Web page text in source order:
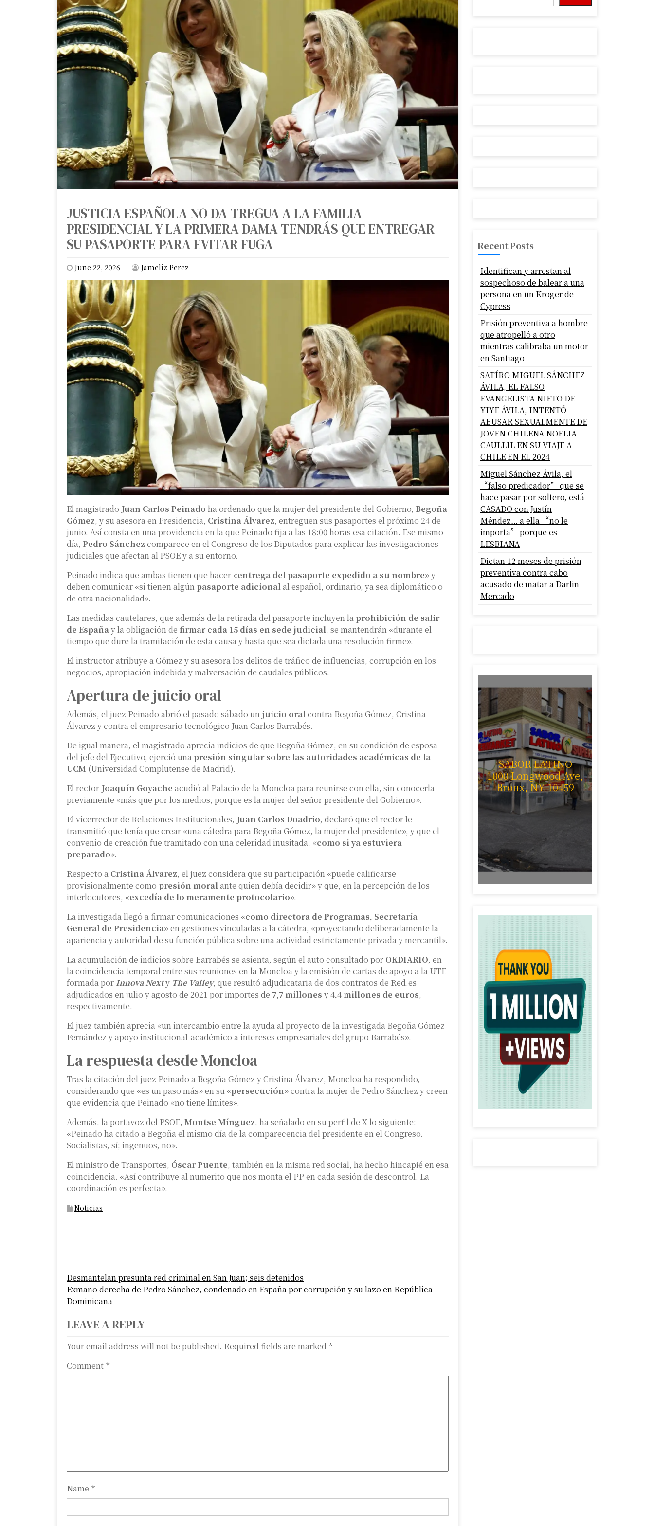
JUSTICIA ESPAÑOLA NO DA TREGUA A LA FAMILIA
PRESIDENCIAL Y LA PRIMERA DAMA TENDRÁS QUE ENTREGAR
SU PASAPORTE PARA EVITAR FUGA
June 22, 2026 Jameliz Perez
El magistrado Juan Carlos Peinado ha ordenado que la mujer del presidente del Gobierno, Begoña
Gómez, y su asesora en Presidencia, Cristina Álvarez, entreguen sus pasaportes el próximo 24 de
junio. Así consta en una providencia en la que Peinado fija a las 18:00 horas esa citación. Ese mismo
día, Pedro Sánchez comparece en el Congreso de los Diputados para explicar las investigaciones
judiciales que afectan al PSOE y a su entorno.
Peinado indica que ambas tienen que hacer «entrega del pasaporte expedido a su nombre» y
deben comunicar «si tienen algún pasaporte adicionalal español, ordinario, ya sea diplomático o
de otra nacionalidad».
Las medidas cautelares, que además de la retirada del pasaporte incluyen la prohibición de salir
de Españay la obligación de firmar cada 15 días en sede judicial, se mantendrán «durante el
tiempo que dure la tramitación de esta causa y hasta que sea dictada una resolución firme».
El instructor atribuye a Gómez y su asesora los delitos de tráfico de influencias, corrupción en los
negocios, apropiación indebida y malversación de caudales públicos.
Apertura de juicio oral
Además, el juez Peinado abrió el pasado sábado un juicio oralcontra Begoña Gómez, Cristina
Álvarez y contra el empresario tecnológico Juan Carlos Barrabés.
De igual manera, el magistrado aprecia indicios de que Begoña Gómez, en su condición de esposa
del jefe del Ejecutivo, ejerció una presión singular sobre las autoridades académicas de la
UCM (Universidad Complutense de Madrid).
El rector Joaquín Goyache acudió al Palacio de la Moncloa para reunirse con ella, sin conocerla
previamente «más que por los medios, porque es la mujer del señor presidente del Gobierno».
El vicerrector de Relaciones Institucionales, Juan Carlos Doadrio, declaró que el rector le
transmitió que tenía que crear «una cátedra para Begoña Gómez, la mujer del presidente», y que el
convenio de creación fue tramitado con una celeridad inusitada, «como si ya estuviera
preparado».
Respecto a Cristina Álvarez, el juez considera que su participación «puede calificarse
provisionalmente como presión moralante quien debía decidir» y que, en la percepción de los
interlocutores, «excedía de lo meramente protocolario».
La investigada llegó a firmar comunicaciones «como directora de Programas, Secretaría
General de Presidencia» en gestiones vinculadas a la cátedra, «proyectando deliberadamente la
apariencia y autoridad de su función pública sobre una actividad estrictamente privada y mercantil».
La acumulación de indicios sobre Barrabés se asienta, según el auto consultado por OKDIARIO, en
la coincidencia temporal entre sus reuniones en la Moncloa y la emisión de cartas de apoyo a la UTE
formada por Innova Nexty The Valley, que resultó adjudicataria de dos contratos de Red.es
adjudicados en julio y agosto de 2021 por importes de 7,7 millones y4,4 millones de euros,
respectivamente.
El juez también aprecia «un intercambio entre la ayuda al proyecto de la investigada Begoña Gómez
Fernández y apoyo institucional-académico a intereses empresariales del grupo Barrabés».
La respuesta desde Moncloa
Tras la citación del juez Peinado a Begoña Gómez y Cristina Álvarez, Moncloa ha respondido,
considerando que «es un paso más» en su «persecución» contra la mujer de Pedro Sánchez y creen
que evidencia que Peinado «no tiene límites».
Además, la portavoz del PSOE, Montse Mínguez, ha señalado en su perfil de X lo siguiente:
«Peinado ha citado a Begoña el mismo día de la comparecencia del presidente en el Congreso.
Socialistas, sí; ingenuos, no».
El ministro de Transportes, Óscar Puente, también en la misma red social, ha hecho hincapié en esa
coincidencia. «Así contribuye al numerito que nos monta el PP en cada sesión de descontrol. La
coordinación es perfecta».
Noticias
o
s
t
n
a
v
i
o
n
Desmantelan presunta red criminal en San Juan; seis detenidos
Exmano derecha de Pedro Sánchez, condenado en España por corrupción y su lazo en República
Dominicana
LEAVE A REPLY
Your email address will not be published. Required fields are marked *
Comment *
Name *
Recent Posts
Identifican y arrestan al
sospechoso de balear a una
persona en un Kroger de
Cypress
Prisión preventiva a hombre
que atropelló a otro
mientras calibraba un motor
en Santiago
SATÍRO MIGUEL SÁNCHEZ
ÁVILA, EL FALSO
EVANGELISTA NIETO DE
YIYE ÁVILA, INTENTÓ
ABUSAR SEXUALMENTE DE
JOVEN CHILENA NOELIA
CAULLIL EN SU VIAJE A
CHILE EN EL 2024
Miguel Sánchez Ávila, el
“falso predicador” que se
hace pasar por soltero, está
CASADO con Justín
Méndez… a ella “no le
importa” porque es
LESBIANA
Dictan 12 meses de prisión
preventiva contra cabo
acusado de matar a Darlin
Mercado
SABOR LATINO
1000 Longwood Ave,
Bronx, NY 10459